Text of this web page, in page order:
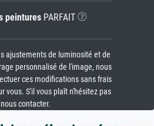
peinturesPARFAIT
ajustements de luminosité et de
personnalisé de l'image, nous
ces modifications sans frais
vous. S'il vous plaît n'hésitez pas
contacter.